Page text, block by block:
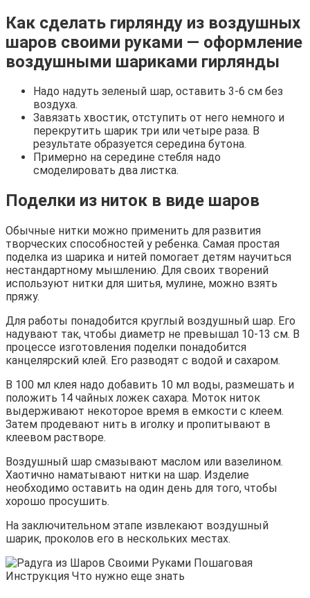
Как сделать гирлянду из воздушных
шаров своими руками — оформление
воздушными шариками гирлянды
Надо надуть зеленый шар, оставить 3-6 см без
воздуха.
Завязать хвостик, отступить от него немного и
перекрутить шарик три или четыре раза. В
результате образуется середина бутона.
Примерно на середине стебля надо
смоделировать два листка.
Поделки из ниток в виде шаров
Обычные нитки можно применить для развития
творческих способностей у ребенка. Самая простая
поделка из шарика и нитей помогает детям научиться
нестандартному мышлению. Для своих творений
используют нитки для шитья, мулине, можно взять
пряжу.
Для работы понадобится круглый воздушный шар. Его
надувают так, чтобы диаметр не превышал 10-13 см. В
процессе изготовления поделки понадобится
канцелярский клей. Его разводят с водой и сахаром.
В 100 мл клея надо добавить 10 мл воды, размешать и
положить 14 чайных ложек сахара. Моток ниток
выдерживают некоторое время в емкости с клеем.
Затем продевают нить в иголку и пропитывают в
клеевом растворе.
Воздушный шар смазывают маслом или вазелином.
Хаотично наматывают нитки на шар. Изделие
необходимо оставить на один день для того, чтобы
хорошо просушить.
На заключительном этапе извлекают воздушный
шарик, проколов его в нескольких местах.